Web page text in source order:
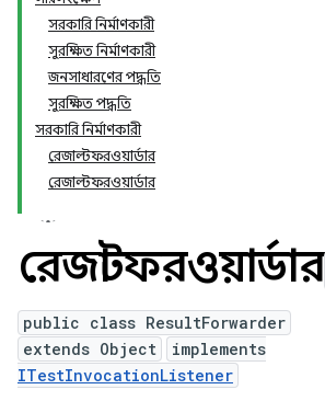
সরকারি নির্মাণকারী
সুরক্ষিত নির্মাণকারী
জনসাধারণের পদ্ধতি
সুরক্ষিত পদ্ধতি
সরকারি নির্মাণকারী
রেজাল্টফরওয়ার্ডার
রেজাল্টফরওয়ার্ডার
রেজাল্টফরওয়ার্ডার
public class ResultForwarder
extends Object
implements
ITestInvocationListener